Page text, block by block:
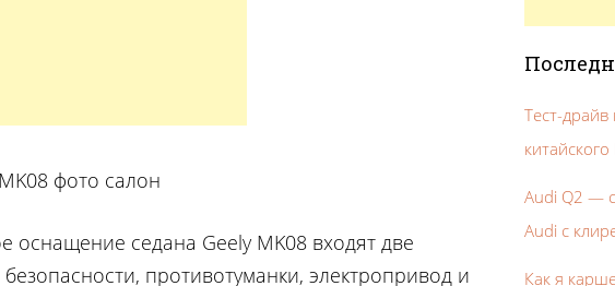
оснащение седана Geely MK08 входят две
противотуманки, электропривод и
Тест-драйв
китайского
Audi Q2 —
Audi с
Как я